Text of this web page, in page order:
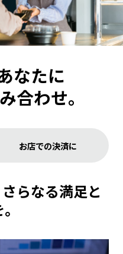
なたに
合わせ。
お店での決済に
さらなる満足と